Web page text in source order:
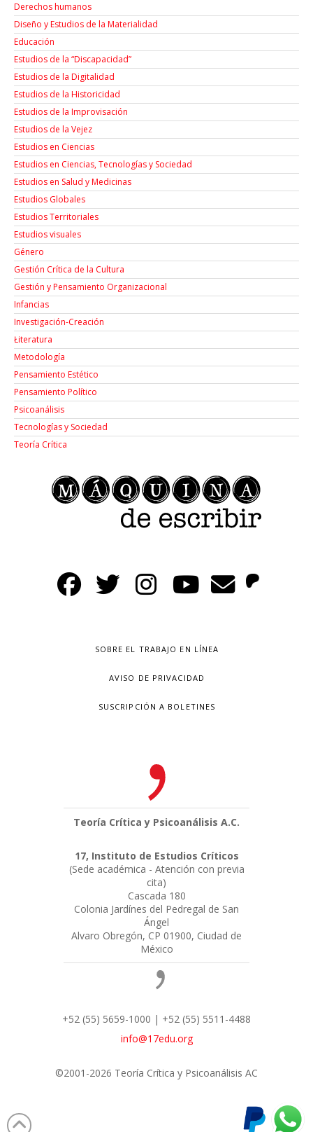
Derechos humanos
Diseño y Estudios de la Materialidad
Educación
Estudios de la “Discapacidad”
Estudios de la Digitalidad
Estudios de la Historicidad
Estudios de la Improvisación
Estudios de la Vejez
Estudios en Ciencias
Estudios en Ciencias, Tecnologías y Sociedad
Estudios en Salud y Medicinas
Estudios Globales
Estudios Territoriales
Estudios visuales
Género
Gestión Crítica de la Cultura
Gestión y Pensamiento Organizacional
Infancias
Investigación-Creación
Łiteratura
Metodología
Pensamiento Estético
Pensamiento Político
Psicoanálisis
Tecnologías y Sociedad
Teoría Crítica
SOBRE EL TRABAJO EN LÍNEA
AVISO DE PRIVACIDAD
SUSCRIPCIÓN A BOLETINES
Teoría Crítica y Psicoanálisis A.C.
17, Instituto de Estudios Críticos
(Sede académica - Atención con previa
cita)
Cascada 180
Colonia Jardínes del Pedregal de San
Ángel
Alvaro Obregón, CP 01900, Ciudad de
México
+52 (55) 5659-1000 | +52 (55) 5511-4488
info@17edu.org
©2001-2026 Teoría Crítica y Psicoanálisis AC